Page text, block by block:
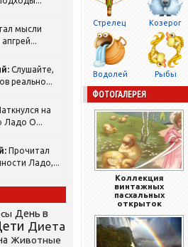
мысли
Слушайте,
реально...
на
Ладо О...
Прочитал
Ладо,...
День в
Диета
Животные
Стрелец Козерог
Водолей Рыбы
ФОТОГАЛЕРЕЯ
Коллекция
винтажных
пасхальных
открыток